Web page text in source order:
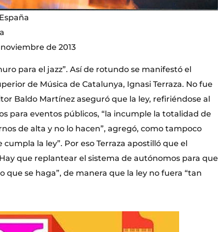
de 2013
para el jazz”. Así de rotundo se manifestó el
de Música de Catalunya, Ignasi Terraza. No fue
Baldo Martínez aseguró que la ley, refiriéndose al
para eventos públicos, “la incumple la totalidad de
de alta y no lo hacen”, agregó, como tampoco
la ley”. Por eso Terraza apostilló que el
que replantear el sistema de autónomos para que
que se haga”, de manera que la ley no fuera “tan